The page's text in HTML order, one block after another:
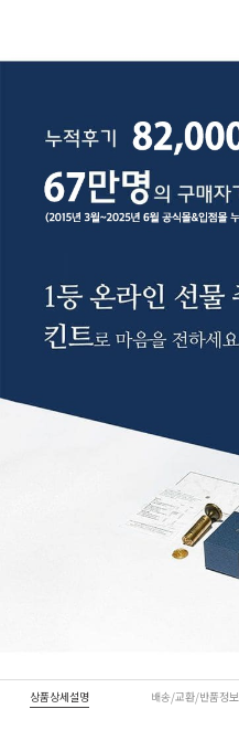
상품상세설명 배송/교환/반품정보